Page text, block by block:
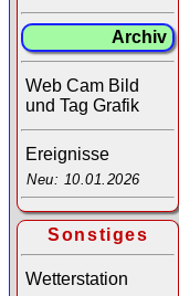
Archiv
Web Cam Bild
und Tag Grafik
Ereignisse
Neu: 10.01.2026
Sonstiges
Wetterstation